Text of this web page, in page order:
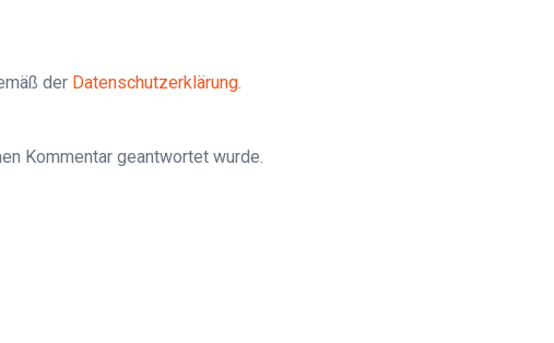
der Datenschutzerklärung.
Kommentar geantwortet wurde.